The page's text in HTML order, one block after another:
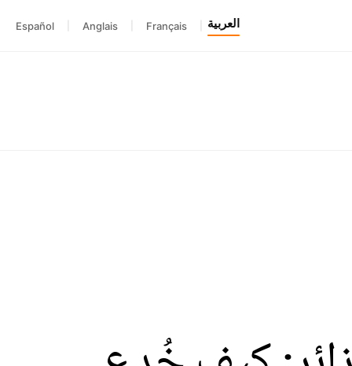
العربية Français
Anglais
Español